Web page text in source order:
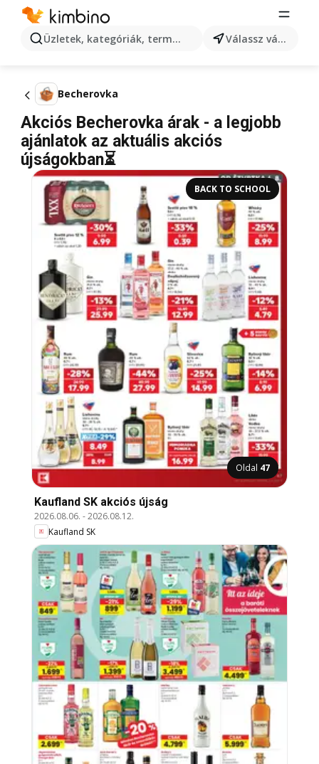
Üzletek, kategóriák, termékek keresése... Válassz várost
Becherovka
Akciós Becherovka árak - a legjobb
ajánlatok az aktuális akciós
újságokban⏳
BACK TO SCHOOL
Oldal 47
Kaufland SK akciós újság
2026.08.06. -2026.08.12.
Kaufland SK